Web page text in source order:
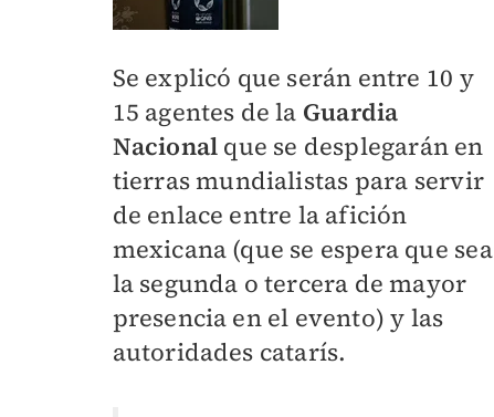
Se explicó que serán entre 10 y
15 agentes de la Guardia
Nacional que se desplegarán en
tierras mundialistas para servir
de enlace entre la afición
mexicana (que se espera que sea
la segunda o tercera de mayor
presencia en el evento) y las
autoridades catarís.